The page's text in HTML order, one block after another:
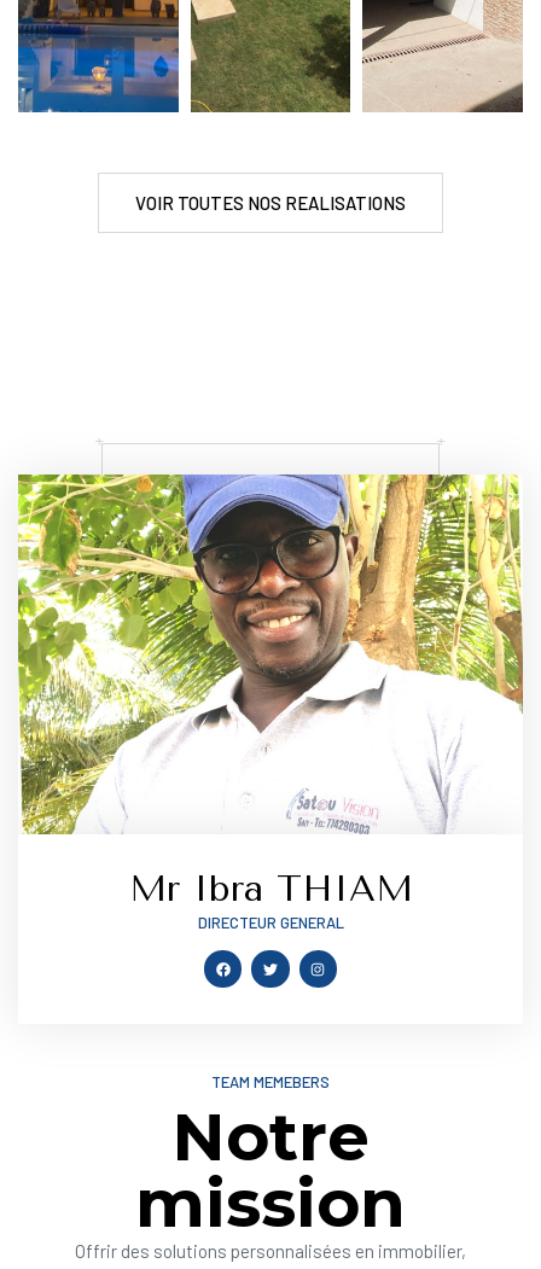
VOIR TOUTES NOS REALISATIONS
Mr Ibra THIAM
DIRECTEUR GENERAL
TEAM MEMEBERS
Notre
mission
Offrir des solutions personnalisées en immobilier,